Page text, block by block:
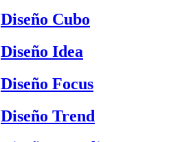
Diseño Cubo
Diseño Idea
Diseño Focus
Diseño Trend